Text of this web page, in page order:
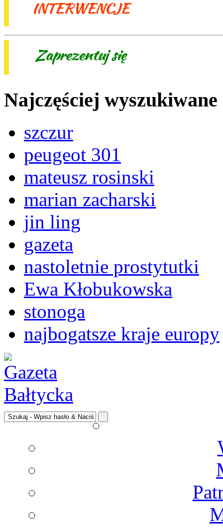
Najczęściej wyszukiwane
szczur
peugeot 301
mateusz rosinski
marian zacharski
jin ling
gazeta
nastoletnie prostytutki
Ewa Kłobukowska
stonoga
najbogatsze kraje europy